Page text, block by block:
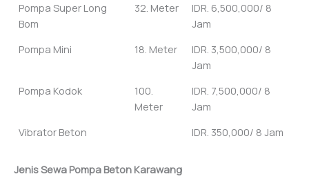
Pompa Super Long
Bom
32. Meter
IDR. 6,500,000/ 8
Jam
Pompa Mini
18. Meter
IDR. 3,500,000/ 8
Jam
Pompa Kodok
100.
Meter
IDR. 7,500,000/ 8
Jam
Vibrator Beton
IDR. 350,000/ 8 Jam
Jenis Sewa Pompa Beton Karawang